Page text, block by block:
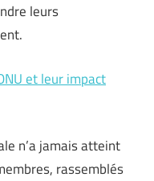
leurs
et leur impact
n’a jamais atteint
rassemblés